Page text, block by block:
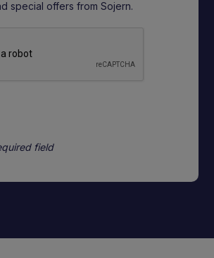
special offers from Sojern.
field